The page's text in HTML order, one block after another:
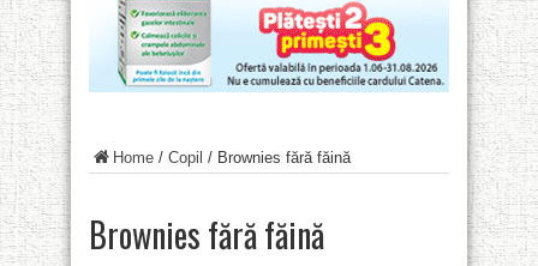
Home / Copil / Brownies fără făină
Brownies fără făină